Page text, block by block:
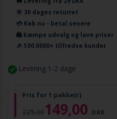
🌸 30 dages returret
💳 Køb nu - betal senere
🛍️ Kæmpe udvalg og lave priser
🎉 500.0000+ tilfredse kunder
Levering 1-2 dage
Pris for 1 pakke(r)
149,00 DKK